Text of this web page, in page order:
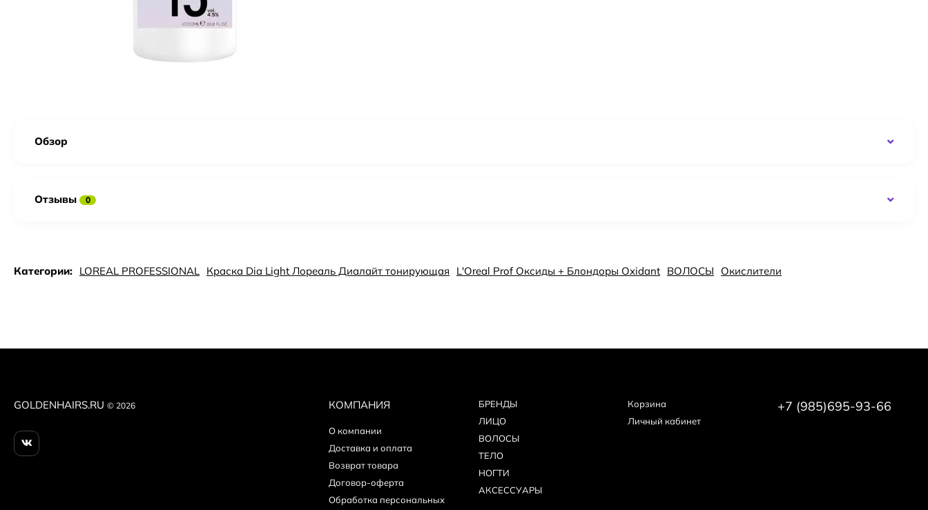
Обзор
Отзывы 0
Категории: LOREAL PROFESSIONAL Краска Dia Light Лореаль Диалайт тонирующая L'Oreal Prof Оксиды + Блондоры Oxidant ВОЛОСЫ Окислители
GOLDENHAIRS.RU © 2026 КОМПАНИЯ
О компании
Доставка и оплата
Возврат товара
Договор-оферта
Обработка персональных
БPEНДЫ
ЛИЦО
ВОЛОСЫ
ТЕЛО
НОГТИ
АКСЕССУАРЫ
Корзина
Личный кабинет
+7 (985)695-93-66